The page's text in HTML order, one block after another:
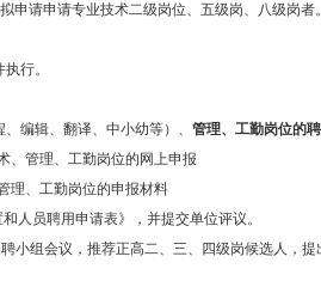
请申请专业技术二级岗位、五级岗、八级岗者。
行。
编辑、翻译、中小幼等）、 管理、工勤岗位的
、管理、工勤岗位的网上申报
理、工勤岗位的申报材料
人员聘用申请表》，并提交单位评议。
组会议，推荐正高二、三、四级岗候选人，提